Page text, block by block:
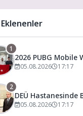
Eklenenler
1
2026 PUBG Mobile
Paris’te Başlıyor
05.08.2026 17:17
2
DEÜ Hastanesinde
05.08.2026 17:17